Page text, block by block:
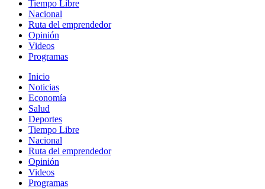
Tiempo Libre
Nacional
Ruta del emprendedor
Opinión
Videos
Programas
Inicio
Noticias
Economía
Salud
Deportes
Tiempo Libre
Nacional
Ruta del emprendedor
Opinión
Videos
Programas